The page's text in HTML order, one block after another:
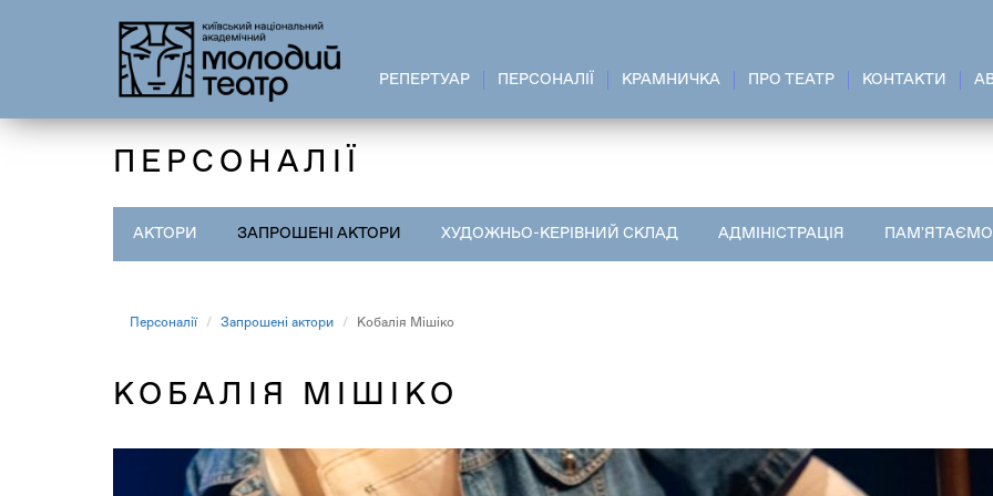
РЕПЕРТУАР ПЕРСОНАЛІЇ КРАМНИЧКА ПРО ТЕАТР КОНТАКТИ
ПЕРСОНАЛІЇ
АКТОРИ ЗАПРОШЕНІ АКТОРИ ХУДОЖНЬО-КЕРІВНИЙ СКЛАД АДМІНІСТРАЦІЯ ПАМ'ЯТАЄМО
Персоналії Запрошені актори Кобалія Мішіко
КОБАЛІЯ МІШІКО